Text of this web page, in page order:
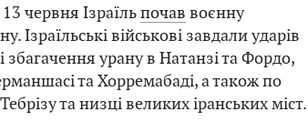
червня Ізраїльпочав воєнну
Ізраїльські військові завдали ударів
збагачення урану в Натанзі та Фордо,
та Хорремабаді, а також по
та низці великих іранських міст.